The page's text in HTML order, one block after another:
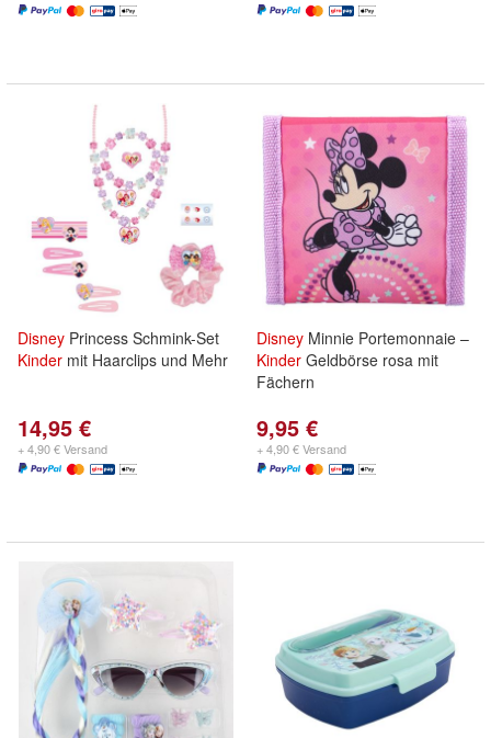
Disney Princess Schmink-Set
Kinder mit Haarclips und Mehr
14,95 €
+ 4,90 € Versand
Disney Minnie Portemonnaie –
Kinder Geldbörse rosa mit
Fächern
9,95 €
+ 4,90 € Versand